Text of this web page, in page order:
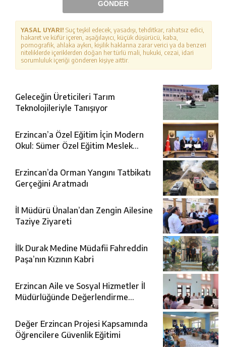
GÖNDER
YASAL UYARI! Suç teşkil edecek, yasadışı, tehditkar, rahatsız edici,
hakaret ve küfür içeren, aşağılayıcı, küçük düşürücü, kaba,
pornografik, ahlaka aykırı, kişilik haklarına zarar verici ya da benzeri
niteliklerde içeriklerden doğan her türlü mali, hukuki, cezai, idari
sorumluluk içeriği gönderen kişiye aittir.
Geleceğin Üreticileri Tarım
Teknolojileriyle Tanışıyor
Erzincan’a Özel Eğitim İçin Modern
Okul: Sümer Özel Eğitim Meslek
Erzincan’da Orman Yangını Tatbikatı
Gerçeğini Aratmadı
İl Müdürü Ünalan’dan Zengin Ailesine
Taziye Ziyareti
İlk Durak Medine Müdafii Fahreddin
Paşa’nın Kızının Kabri
Erzincan Aile ve Sosyal Hizmetler İl
Müdürlüğünde Değerlendirme
Değer Erzincan Projesi Kapsamında
Öğrencilere Güvenlik Eğitimi